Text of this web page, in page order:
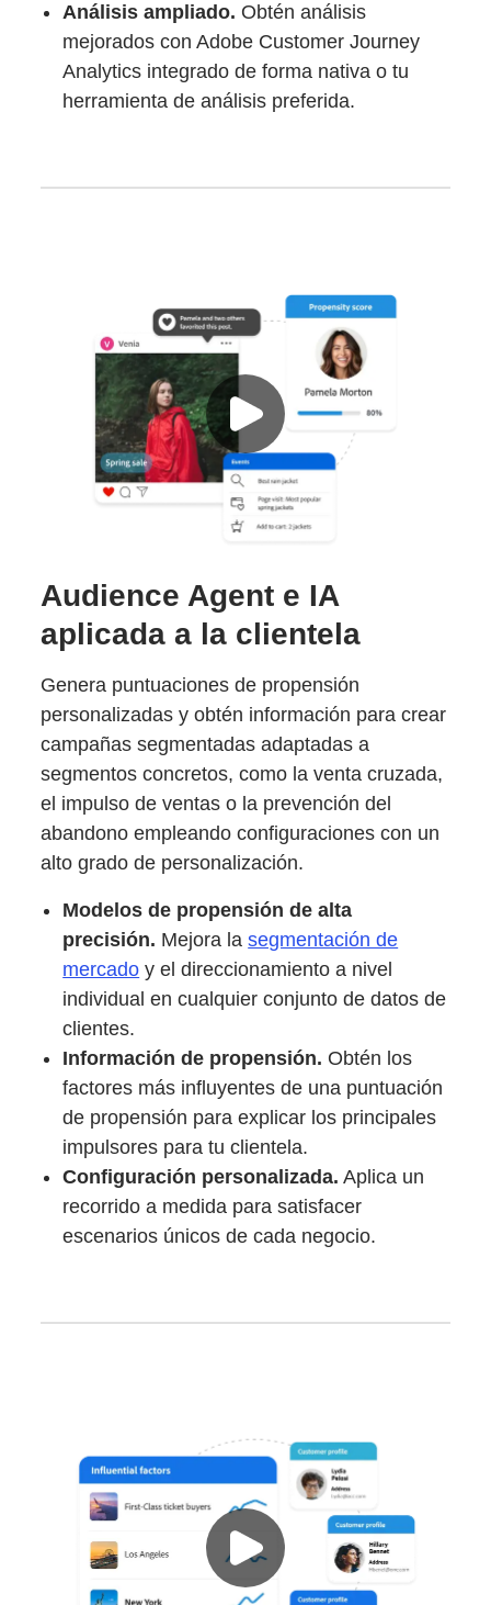
Análisis ampliado. Obtén análisis
mejorados con Adobe Customer Journey
Analytics integrado de forma nativa o tu
herramienta de análisis preferida.
Audience Agent e IA
aplicada a la clientela
Genera puntuaciones de propensión
personalizadas y obtén información para crear
campañas segmentadas adaptadas a
segmentos concretos, como la venta cruzada,
el impulso de ventas o la prevención del
abandono empleando configuraciones con un
alto grado de personalización.
Modelos de propensión de alta
precisión. Mejora lasegmentación de
mercado y el direccionamiento a nivel
individual en cualquier conjunto de datos de
clientes.
Información de propensión. Obtén los
factores más influyentes de una puntuación
de propensión para explicar los principales
impulsores para tu clientela.
Configuración personalizada. Aplica un
recorrido a medida para satisfacer
escenarios únicos de cada negocio.